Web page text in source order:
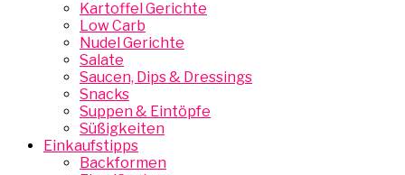
Kartoffel Gerichte
Low Carb
Nudel Gerichte
Salate
Saucen, Dips & Dressings
Snacks
Suppen & Eintöpfe
Süßigkeiten
Einkaufstipps
Backformen